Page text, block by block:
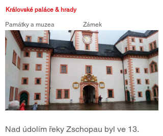
Královské paláce & hrady
Památky a muzea Zámek
Nad údolím řeky Zschopau byl ve 13.